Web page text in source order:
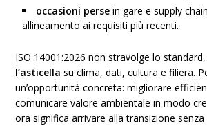
occasioni perse in gare e supply
allineamento ai requisiti più recenti.
ISO 14001:2026 non stravolge lo
l’asticella su clima, dati, cultura e filiera.
un’opportunità concreta: migliorare
comunicare valore ambientale in modo
ora significa arrivare alla transizione